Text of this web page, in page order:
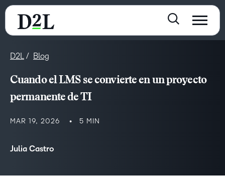
D2L Blog
Cuando el LMS se convierte en un proyecto
permanente de TI
MAR 19, 2026 5 MIN
Julia Castro